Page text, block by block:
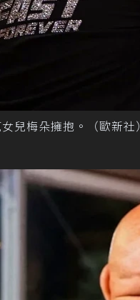
兒梅朵擁抱。（歐新社）